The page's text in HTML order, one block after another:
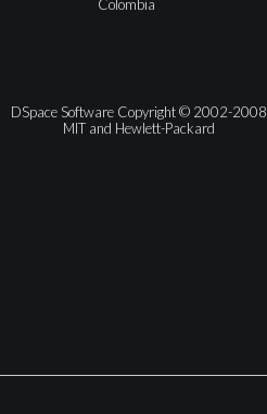
Colombia
DSpace Software Copyright © 2002-2008
MIT and Hewlett-Packard